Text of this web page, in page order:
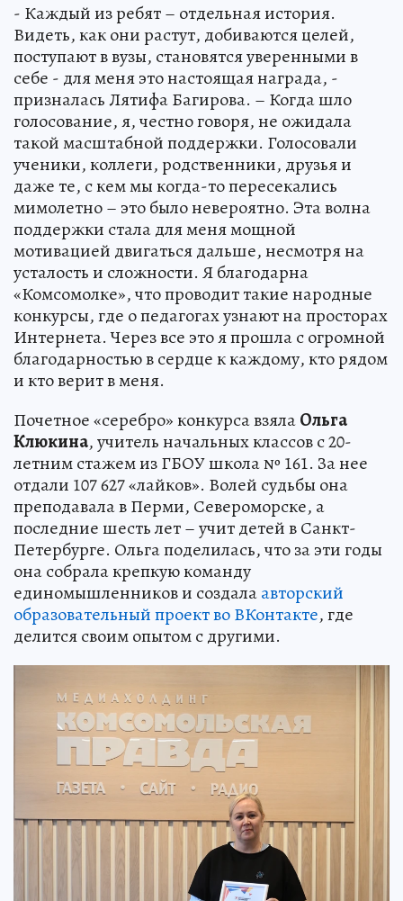
- Каждый из ребят – отдельная история.
Видеть, как они растут, добиваются целей,
поступают в вузы, становятся уверенными в
себе - для меня это настоящая награда, -
призналась Лятифа Багирова. – Когда шло
голосование, я, честно говоря, не ожидала
такой масштабной поддержки. Голосовали
ученики, коллеги, родственники, друзья и
даже те, с кем мы когда-то пересекались
мимолетно – это было невероятно. Эта волна
поддержки стала для меня мощной
мотивацией двигаться дальше, несмотря на
усталость и сложности. Я благодарна
«Комсомолке», что проводит такие народные
конкурсы, где о педагогах узнают на просторах
Интернета. Через все это я прошла с огромной
благодарностью в сердце к каждому, кто рядом
и кто верит в меня.
Почетное «серебро» конкурса взялаОльга
Клюкина, учитель начальных классов с 20-
летним стажем из ГБОУ школа № 161. За нее
отдали 107 627 «лайков». Волей судьбы она
преподавала в Перми, Североморске, а
последние шесть лет – учит детей в Санкт-
Петербурге. Ольга поделилась, что за эти годы
она собрала крепкую команду
единомышленников и создалаавторский
образовательный проект во ВКонтакте, где
делится своим опытом с другими.